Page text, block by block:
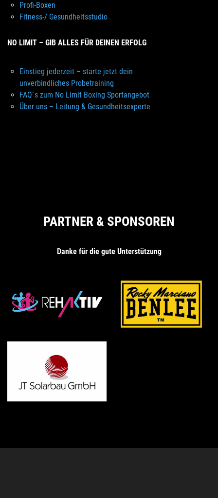
Profi-Boxen
Fitness-/ Gesundheitsstudio
NO LIMIT – GIB ALLES FÜR DEINEN ERFOLG
Einstieg jederzeit – starte jetzt dein
unverbindliches Probetraining
FAQ´s zum No Limit Boxing Sportangebot
Über uns – Leitung & Gesundheitsexperte
PARTNER & SPONSOREN
Danke für die gute Unterstützung